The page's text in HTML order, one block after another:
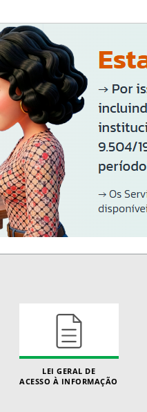
LEI GERAL DE
ACESSO À INFORMAÇÃO